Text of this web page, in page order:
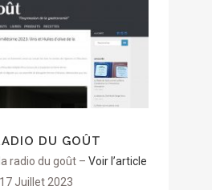
DU GOÛT
radio du goût – Voir l’article
17 Juillet 2023